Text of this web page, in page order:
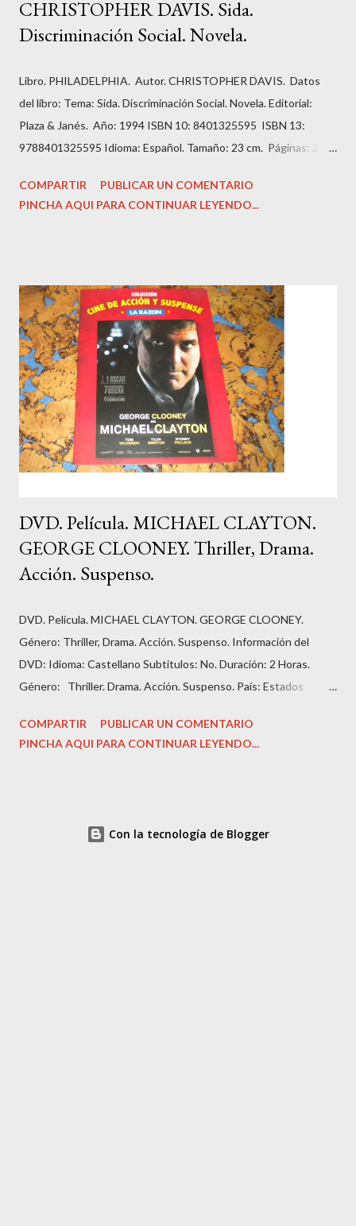
CHRISTOPHER DAVIS. Sida.
Discriminación Social. Novela.
Libro. PHILADELPHIA. Autor. CHRISTOPHER DAVIS. Datos
del libro: Tema: Sida. Discriminación Social. Novela. Editorial:
Plaza & Janés. Año: 1994 ISBN 10: 8401325595 ISBN 13:
9788401325595 Idioma: Español. Tamaño: 23 cm. Páginas: 211.
imagen editorial. Condición: Bien. Hojas amarillentas por el
tiempo. Precio: 1.99 Euros. Andrew es un abogado prometedor
COMPARTIR
PUBLICAR UN COMENTARIO
PINCHA AQUI PARA CONTINUAR LEYENDO...
DVD. Película. MICHAEL CLAYTON.
GEORGE CLOONEY. Thriller, Drama.
Acción. Suspenso.
DVD. Película. MICHAEL CLAYTON. GEORGE CLOONEY.
Género: Thriller, Drama. Acción. Suspenso. Información del
DVD: Idioma: Castellano Subtitulos: No. Duración: 2 Horas.
Género: Thriller. Drama. Acción. Suspenso. País: Estados
‎Tony Gilroy. Guión: Tony Gilroy. Fecha de lanzamiento: ‎ 2007.
Actores: ‎George Clooney, Ton Wilkinson, Tilda Swinton...
aunque no ejerce exactamente de abogado. Su trabajo consiste
COMPARTIR
PUBLICAR UN COMENTARIO
PINCHA AQUI PARA CONTINUAR LEYENDO...
Con la tecnología de Blogger